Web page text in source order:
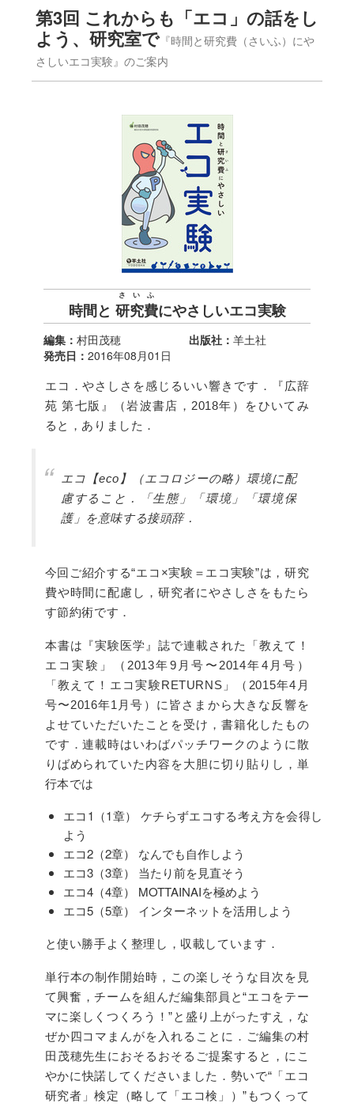
第3回 これからも「エコ」の話をし
よう、研究室で『時間と研究費（さいふ）にや
さしいエコ実験』のご案内
時間と 研究費
さいふ
にやさしいエコ実験
編集： 村田茂穂 出版社： 羊土社
発売日： 2016年08月01日
エコ．やさしさを感じるいい響きです．『広辞
苑 第七版』（岩波書店，2018年）をひいてみ
ると，ありました．
エコ【eco】（エコロジーの略）環境に配
慮すること．「生態」「環境」「環境保
護」を意味する接頭辞．
今回ご紹介する“エコ×実験＝エコ実験”は，研究
費や時間に配慮し，研究者にやさしさをもたら
す節約術です．
本書は『実験医学』誌で連載された「教えて！
エコ実験」（2013年9月号〜2014年4月号）
「教えて！エコ実験RETURNS」（2015年4月
号〜2016年1月号）に皆さまから大きな反響を
よせていただいたことを受け，書籍化したもの
です．連載時はいわばパッチワークのように散
りばめられていた内容を大胆に切り貼りし，単
行本では
エコ1（1章） ケチらずエコする考え方を会得し
よう
エコ2（2章） なんでも自作しよう
エコ3（3章） 当たり前を見直そう
エコ4（4章） MOTTAINAIを極めよう
エコ5（5章） インターネットを活用しよう
と使い勝手よく整理し，収載しています．
単行本の制作開始時，この楽しそうな目次を見
て興奮，チームを組んだ編集部員と“エコをテー
マに楽しくつくろう！”と盛り上がったすえ，な
ぜか四コマまんがを入れることに．ご編集の村
田茂穂先生におそるおそるご提案すると，にこ
やかに快諾してくださいました．勢いで“「エコ
研究者」検定（略して「エコ検」）”もつくって